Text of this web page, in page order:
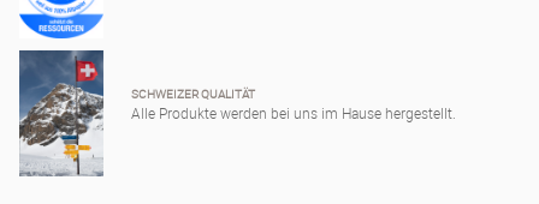
SCHWEIZER QUALITÄT
Alle Produkte werden bei uns im Hause hergestellt.